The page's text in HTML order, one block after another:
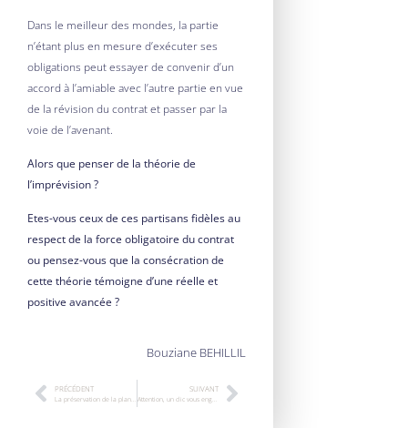
Dans le meilleur des mondes, la partie
n’étant plus en mesure d’exécuter ses
obligations peut essayer de convenir d’un
accord à l’amiable avec l’autre partie en vue
de la révision du contrat et passer par la
voie de l’avenant.
Alors que penser de la théorie de
l’imprévision ?
Etes-vous ceux de ces partisans fidèles au
respect de la force obligatoire du contrat
ou pensez-vous que la consécration de
cette théorie témoigne d’une réelle et
positive avancée ?
Bouziane BEHILLIL
PRÉCÉDENT SUIVANT